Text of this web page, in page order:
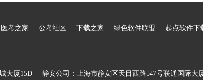
医考之家 公考社区 下载之家 绿色软件联盟 起点软件下
大厦15D 静安公司：上海市静安区天目西路547号联通国际大